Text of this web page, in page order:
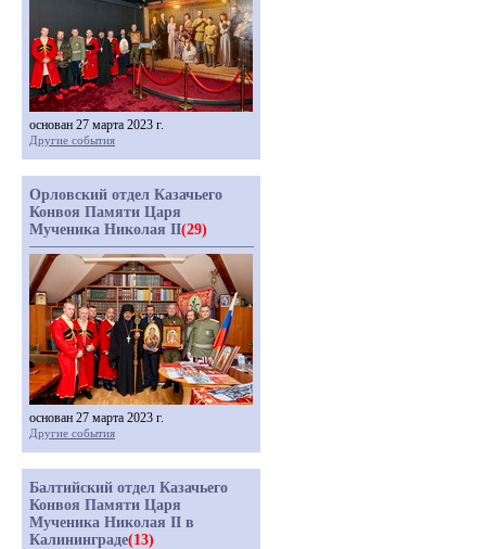
основан 27 марта 2023 г.
Другие события
Орловский отдел Казачьего
Конвоя Памяти Царя
Мученика Николая II(29)
основан 27 марта 2023 г.
Другие события
Балтийский отдел Казачьего
Конвоя Памяти Царя
Мученика Николая II в
Калининграде(13)